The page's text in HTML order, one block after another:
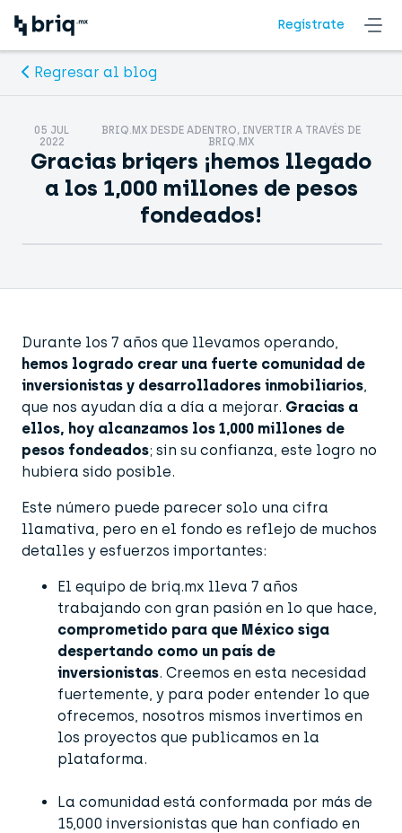
Regístrate
Regresar al blog
05 JUL
2022
BRIQ.MX DESDE ADENTRO, INVERTIR A TRAVÉS DE
BRIQ.MX
Gracias briqers ¡hemos llegado
a los 1,000 millones de pesos
fondeados!
Durante los 7 años que llevamos operando,
hemos logrado crear una fuerte comunidad de
inversionistas y desarrolladores inmobiliarios,
que nos ayudan día a día a mejorar. Gracias a
ellos, hoy alcanzamos los 1,000 millones de
pesos fondeados; sin su confianza, este logro no
hubiera sido posible.
Este número puede parecer solo una cifra
llamativa, pero en el fondo es reflejo de muchos
detalles y esfuerzos importantes:
El equipo de briq.mx lleva 7 años
trabajando con gran pasión en lo que hace,
comprometido para que México siga
despertando como un país de
inversionistas. Creemos en esta necesidad
fuertemente, y para poder entender lo que
ofrecemos, nosotros mismos invertimos en
los proyectos que publicamos en la
plataforma.
La comunidad está conformada por más de
15,000 inversionistas que han confiado en